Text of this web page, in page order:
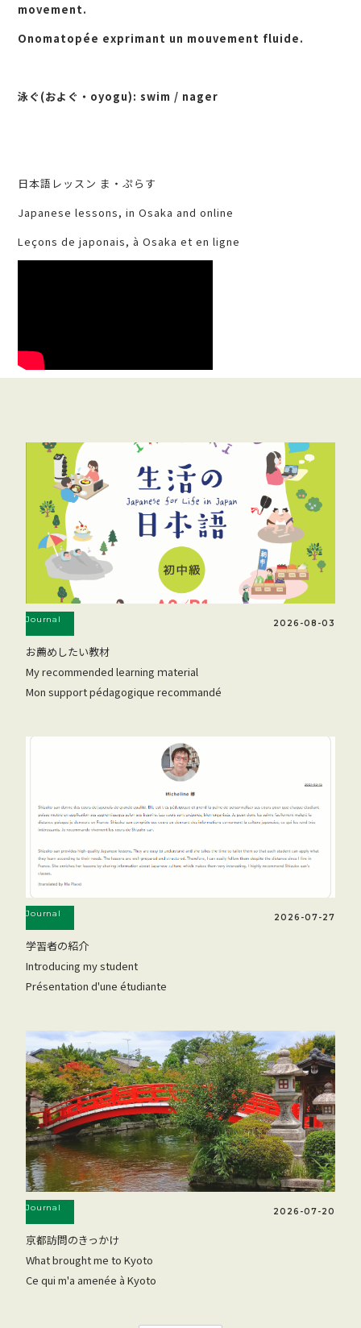
movement.
Onomatopée exprimant un mouvement fluide.
泳ぐ(およぐ・oyogu): swim / nager
日本語レッスン ま・ぷらす
Japanese lessons, in Osaka and online
Leçons de japonais, à Osaka et en ligne
Journal 2026-08-03
お薦めしたい教材
My recommended learning ｍaterial
Mon support pédagogique recommandé
Journal 2026-07-27
学習者の紹介
Introducing my student
Présentation d'une étudiante
Journal 2026-07-20
京都訪問のきっかけ
What brought me to Kyoto
Ce qui m'a amenée à Kyoto